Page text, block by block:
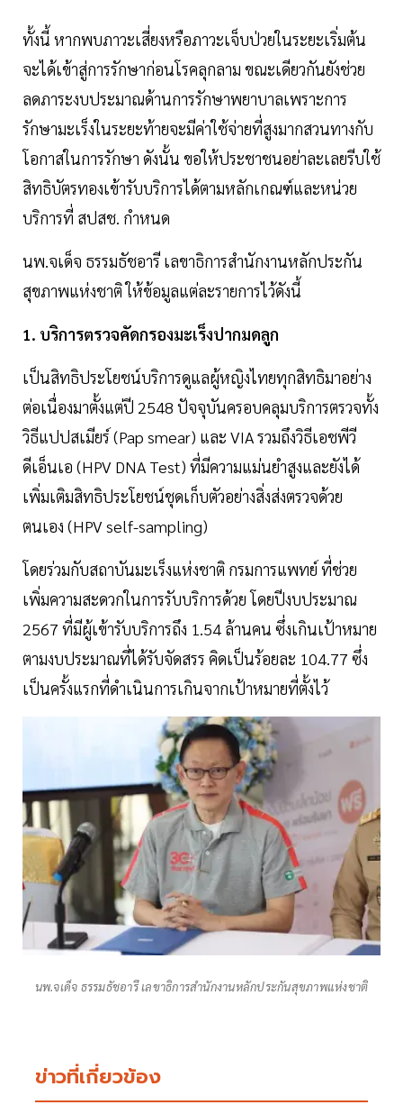
ทั้งนี้ หากพบภาวะเสี่ยงหรือภาวะเจ็บป่วยในระยะเริ่มต้น
จะได้เข้าสู่การรักษาก่อนโรคลุกลาม ขณะเดียวกันยังช่วย
ลดภาระงบประมาณด้านการรักษาพยาบาลเพราะการ
รักษามะเร็งในระยะท้ายจะมีค่าใช้จ่ายที่สูงมากสวนทางกับ
โอกาสในการรักษา ดังนั้น ขอให้ประชาชนอย่าละเลยรีบใช้
สิทธิบัตรทองเข้ารับบริการได้ตามหลักเกณฑ์และหน่วย
บริการที่ สปสช. กำหนด
นพ.จเด็จ ธรรมธัชอารี เลขาธิการสำนักงานหลักประกัน
สุขภาพแห่งชาติ ให้ข้อมูลแต่ละรายการไว้ดังนี้
1. บริการตรวจคัดกรองมะเร็งปากมดลูก
เป็นสิทธิประโยชน์บริการดูแลผู้หญิงไทยทุกสิทธิมาอย่าง
ต่อเนื่องมาตั้งแต่ปี 2548 ปัจจุบันครอบคลุมบริการตรวจทั้ง
วิธีแปปสเมียร์ (Pap smear) และ VIA รวมถึงวิธีเอชพีวี
ดีเอ็นเอ (HPV DNA Test) ที่มีความแม่นยำสูงและยังได้
เพิ่มเติมสิทธิประโยชน์ชุดเก็บตัวอย่างสิ่งส่งตรวจด้วย
ตนเอง (HPV self-sampling)
โดยร่วมกับสถาบันมะเร็งแห่งชาติ กรมการแพทย์ ที่ช่วย
เพิ่มความสะดวกในการรับบริการด้วย โดยปีงบประมาณ
2567 ที่มีผู้เข้ารับบริการถึง 1.54 ล้านคน ซึ่งเกินเป้าหมาย
ตามงบประมาณที่ได้รับจัดสรร คิดเป็นร้อยละ 104.77 ซึ่ง
เป็นครั้งแรกที่ดำเนินการเกินจากเป้าหมายที่ตั้งไว้
นพ.จเด็จ ธรรมธัชอารี เลขาธิการสำนักงานหลักประกันสุขภาพแห่งชาติ
ข่าวที่เกี่ยวข้อง